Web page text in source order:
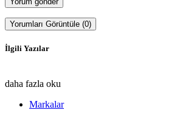
Yorumları Görüntüle (0)
İlgili Yazılar
daha fazla oku
Markalar